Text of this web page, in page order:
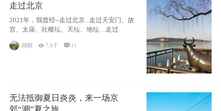
走过北京
2021年，我曾经--走过北京...走过天安门、故
宫、太庙、社稷坛、天坛、地坛…走过
阿眀 7.8千  11
无法抵御夏日炎炎，来一场京